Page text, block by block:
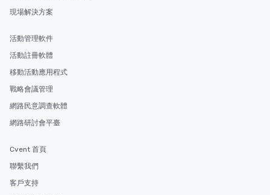
現場解決方案
活動管理軟件
活動註冊軟體
移動活動應用程式
戰略會議管理
網路民意調查軟體
網路研討會平臺
Cvent 首頁
聯繫我們
客戶支持